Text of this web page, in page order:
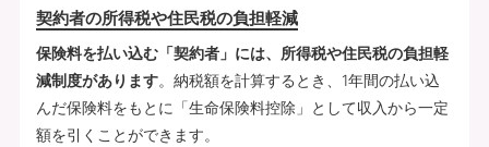
契約者の所得税や住民税の負担軽減
保険料を払い込む「契約者」には、所得税や住民税の負担軽
減制度があります。納税額を計算するとき、1年間の払い込
んだ保険料をもとに「生命保険料控除」として収入から一定
額を引くことができます。